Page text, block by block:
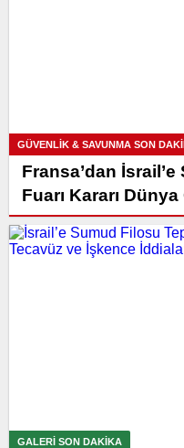
GÜVENLİK & SAVUNMA SON
Fransa’dan
Fuarı Kararı
GALERI SON DAKİKA